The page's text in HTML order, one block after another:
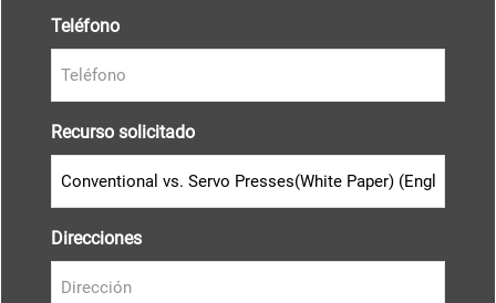
Teléfono
Recurso solicitado
Direcciones